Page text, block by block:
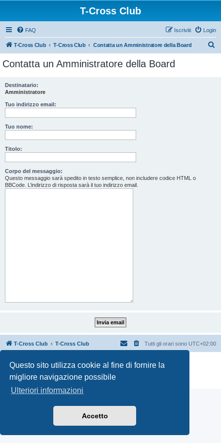
Questo sito utilizza cookie al fine di fornire la
migliore navigazione possibile
Ulteriori informazioni
Accetto
T-Cross Club
FAQ Login
Iscriviti
T-Cross Club T-Cross Club Contatta un Amministratore della Board
Contatta un Amministratore della Board
Destinatario:
Amministratore
Tuo indirizzo email:
Tuo nome:
Titolo:
Corpo del messaggio:
Questo messaggio sarà spedito in testo semplice, non includere codice HTML o
BBCode. L’indirizzo di risposta sarà il tuo indirizzo email.
T-Cross Club T-Cross Club Tutti gli orari sono UTC+02:00
Creato da
® Forum Software © phpBB Limited
Privacy|Condizioni